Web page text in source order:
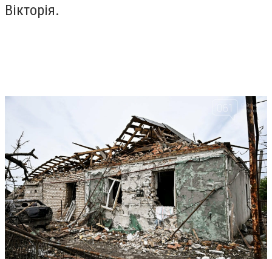
Вікторія.